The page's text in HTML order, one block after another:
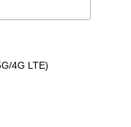
4G LTE)